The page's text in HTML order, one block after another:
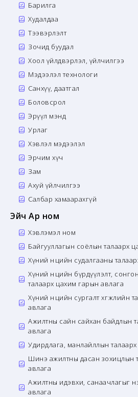
Барилга
Худалдаа
Тээвэрлэлт
Зочид буудал
Хоол үйлдвэрлэл, үйлчилгээ
Мэдээлэл технологи
Санхүү, даатгал
Боловсрол
Эрүүл мэнд
Урлаг
Хэвлэл мэдээлэл
Эрчим хүч
Зам
Ахуй үйлчилгээ
Салбар хамаарахгүй
Эйч Ар ном
Хэвлэмэл ном
Байгууллагын соёлын талаарх
Хүний нөөцийн судалгааны
Хүний нөөцийн бүрдүүлэлт,
талаарх цахим гарын авлага
Хүний нөөцийн сургалт хөгжлийн
авлага
Ажилтны сайн сайхан байдлын
авлага
Удирдлага, манлайллын
Шинэ ажилтны дасан зохицлын
авлага
Ажилтны идэвхи, санаачлагыг
авлага